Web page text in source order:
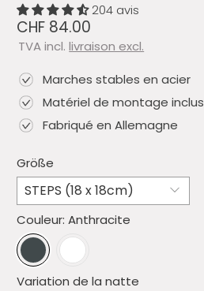
204 avis
CHF 84.00
TVA incl.livraison excl.
Marches stables en acier
Matériel de montage inclus
Fabriqué en Allemagne
Größe
Couleur:Anthracite
Variation de la natte